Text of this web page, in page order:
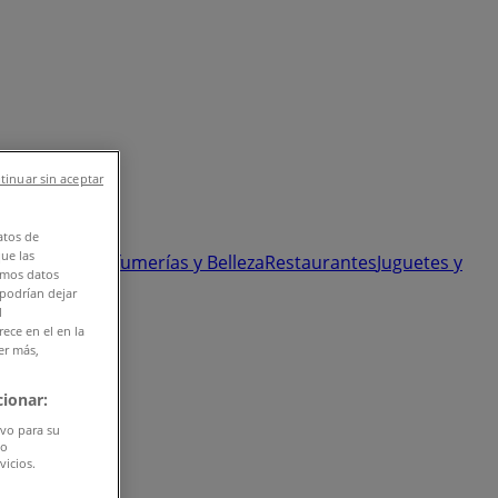
Ópticas Perfumerías y BellezaRestaurantesJuguetes y
de
las
datos
dejar
en el en la
más,
para su
sin aceptar